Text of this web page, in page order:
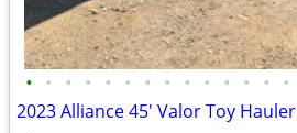
• • • • • • • • • • • • • •
2023 Alliance 45' Valor Toy Hauler